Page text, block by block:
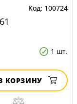
100724
1 шт.
КОРЗИНУ